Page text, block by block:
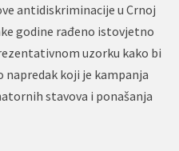
antidiskriminacije u Crnoj
godine rađeno istovjetno
uzorku kako bi
koji je kampanja
stavova i ponašanja